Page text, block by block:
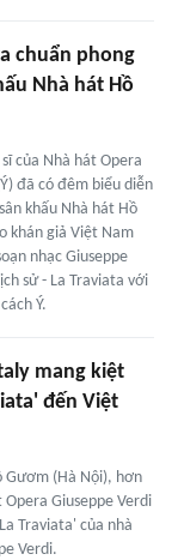
chuẩn phong
Nhà hát Hồ
của Nhà hát Opera
đã có đêm biểu diễn
khấu Nhà hát Hồ
khán giả Việt Nam
nhạc Giuseppe
sử - La Traviata với
Ý.
mang kiệt
đến Việt
Gươm (Hà Nội), hơn
Giuseppe Verdi
Traviata' của nhà
Verdi.